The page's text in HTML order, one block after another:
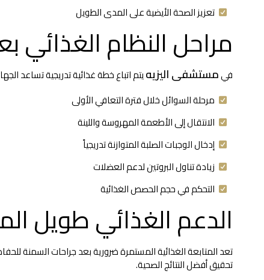
تعزيز الصحة الأيضية على المدى الطويل
مراحل النظام الغذائي
فيمستشفى اليزيهيتم اتباع خطة غذائية تدريجية تساعد
مرحلة السوائل خلال فترة التعافي الأولى
الانتقال إلى الأطعمة المهروسة واللينة
إدخال الوجبات الصلبة المتوازنة تدريجياً
زيادة تناول البروتين لدعم العضلات
التحكم في حجم الحصص الغذائية
الدعم الغذائي طويل
تعد المتابعة الغذائية المستمرة ضرورية بعد جراحات السمنة
تحقيق أفضل النتائج الصحية.